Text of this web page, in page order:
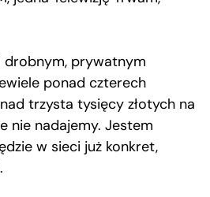
drobnym, prywatnym
ponad czterech
trzysta tysięcy złotych na
nie nadajemy. Jestem
w sieci już konkret,